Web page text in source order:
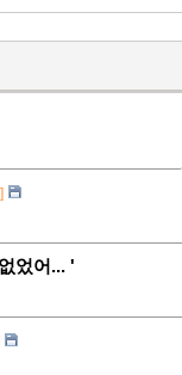
었어... '